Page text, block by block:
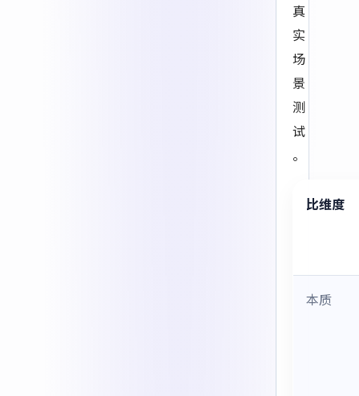
真
实
场
景
测
试
。
比维度
本质